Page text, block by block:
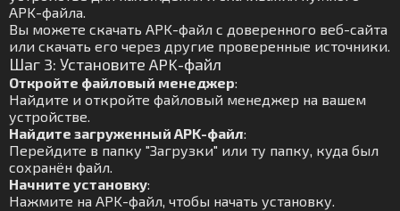
APK-файла.
Вы можете скачать APK-файл с доверенного веб-сайта
или скачать его через другие проверенные источники.
Шаг 3: Установите APK-файл
Откройте файловый менеджер:
Найдите и откройте файловый менеджер на вашем
устройстве.
Найдите загруженный APK-файл:
Перейдите в папку "Загрузки" или ту папку, куда был
сохранён файл.
Начните установку:
Нажмите на APK-файл, чтобы начать установку.